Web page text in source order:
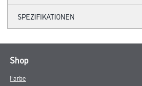
SPEZIFIKATIONEN
Shop
Farbe